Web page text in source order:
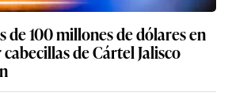
de 100 millones de dólares en
de Cártel Jalisco